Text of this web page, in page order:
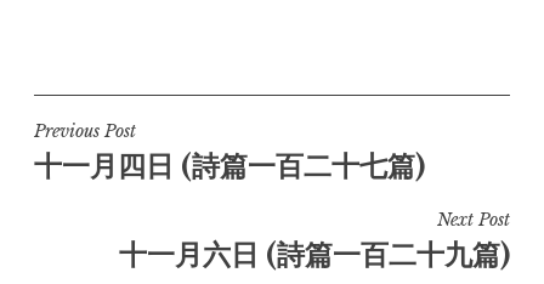
Post
navigation
Previous Post
十一月四日 (詩篇一百二十七篇)
Next Post
十一月六日 (詩篇一百二十九篇)